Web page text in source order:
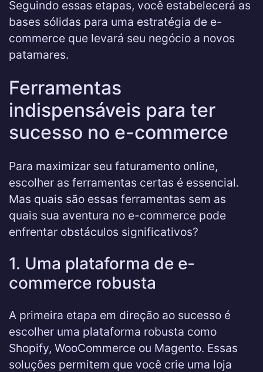
Seguindo essas etapas, você estabelecerá as
bases sólidas para uma estratégia de e-
commerce que levará seu negócio a novos
patamares.
Ferramentas
indispensáveis para ter
sucesso no e-commerce
Para maximizar seu faturamento online,
escolher as ferramentas certas é essencial.
Mas quais são essas ferramentas sem as
quais sua aventura no e-commerce pode
enfrentar obstáculos significativos?
1. Uma plataforma de e-
commerce robusta
A primeira etapa em direção ao sucesso é
escolher uma plataforma robusta como
Shopify, WooCommerce ou Magento. Essas
soluções permitem que você crie uma loja